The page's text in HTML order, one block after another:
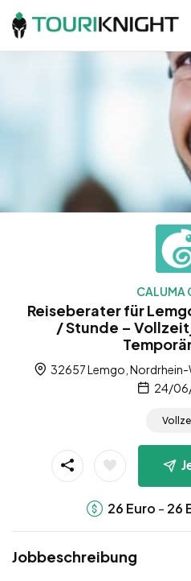
CALUMA
Reiseberater für
/ Stunde –
32657 Lemgo,
24/
26 Euro - 26
Jobbeschreibung